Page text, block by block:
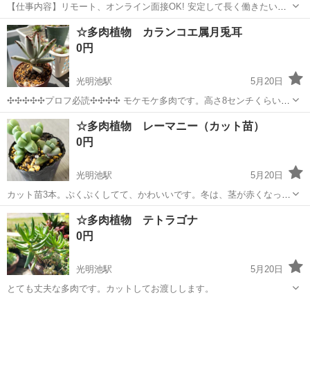
【仕事内容】リモート、オンライン面接OK! 安定して長く働きたい方
必見 ～配送ドライバー募集!～ <お仕事内容> 店舗やセンター、商店な
どへの 集配業務をお願いします 配送するものは… チルド・冷凍食品
がメインです バラ積みバラ降...
アルバイト・パート
☆多肉植物 カランコエ属月兎耳
0円
光明池駅
5月20日
✣✣✣✣✣プロフ必読✣✣✣✣ モケモケ多肉です。高さ8センチくらい。
2号のプラ鉢に植えています。
大阪 岸和田市 光明池駅
☆多肉植物 レーマニー（カット苗）
0円
光明池駅
5月20日
カット苗3本。ぷくぷくしてて、かわいいです。冬は、茎が赤くなった
（たしか）と思います。暑さ寒さにも強く、丈夫です。
大阪 堺市 光明池駅 その他 多肉植物
☆多肉植物 テトラゴナ
0円
光明池駅
5月20日
とても丈夫な多肉です。カットしてお渡しします。